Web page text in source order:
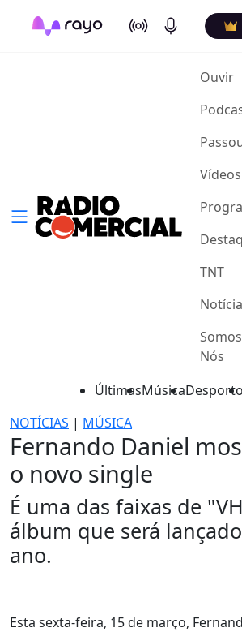
On Air Podcasts
Ouvir
Vídeos
TNT
Somos
Nós
ÚltimasMúsicaDesporto
NOTÍCIAS | MÚSICA
Fernando Daniel
o novo single
É uma das faixas de
álbum que será
ano.
Esta sexta-feira, 15 de março,